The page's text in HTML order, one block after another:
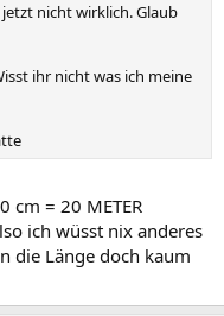
jetzt nicht wirklich. Glaub
ihr nicht was ich meine
= 20 METER
ich wüsst nix anderes
die Länge doch kaum